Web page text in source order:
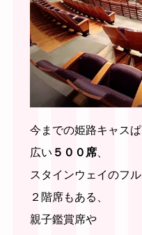
今までの姫路キャス
広い ５００席、
スタインウェイのフル
２階席もある、
親子鑑賞席や